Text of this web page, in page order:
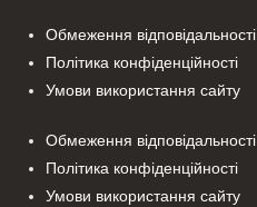
Обмеження відповідальності
Політика конфіденційності
Умови використання сайту
Обмеження відповідальності
Політика конфіденційності
Умови використання сайту